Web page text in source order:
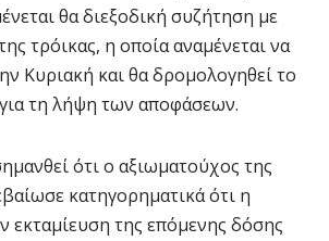
θα διεξοδική συζήτηση με
τρόικας, η οποία αναμένεται να
Κυριακή και θα δρομολογηθεί το
τη λήψη των αποφάσεων.
ότι ο αξιωματούχος της
κατηγορηματικά ότι η
εκταμίευση της επόμενης δόσης